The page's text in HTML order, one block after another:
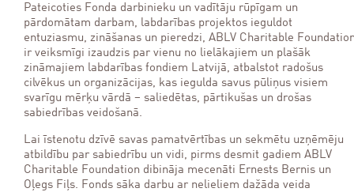
Pateicoties Fonda darbinieku un vadītāju rūpīgam un
pārdomātam darbam, labdarības projektos ieguldot
entuziasmu, zināšanas un pieredzi, ABLV Charitable
ir veiksmīgi izaudzis par vienu no lielākajiem un plašāk
zināmajiem labdarības fondiem Latvijā, atbalstot radošus
cilvēkus un organizācijas, kas iegulda savus pūliņus visiem
svarīgu mērķu vārdā – saliedētas, pārtikušas un drošas
sabiedrības veidošanā.
Lai īstenotu dzīvē savas pamatvērtības un sekmētu uzņēmēju
atbildību par sabiedrību un vidi, pirms desmit gadiem ABLV
Charitable Foundation dibināja mecenāti Ernests Bernis un
Oļegs Fiļs. Fonds sāka darbu ar nelieliem dažāda veida